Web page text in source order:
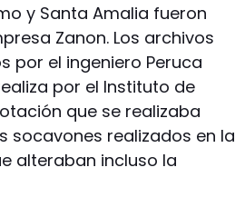
y Santa Amalia fueron
Zanon. Los archivos
por el ingeniero Peruca
por el Instituto de
que se realizaba
socavones realizados en la
alteraban incluso la